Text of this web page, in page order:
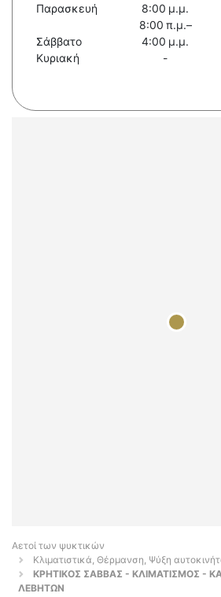
Παρασκευή
8:00 μ.μ.
Σάββατο
8:00 π.μ.–
4:00 μ.μ.
Κυριακή
-
Αετοί των ψυκτικών
Κλιματιστικά, Θέρμανση, Ψύξη
ΚΡΗΤΙΚΟΣ ΣΑΒΒΑΣ - ΚΛΙΜΑΤΙΣΜΟΣ -
ΛΕΒΗΤΩΝ